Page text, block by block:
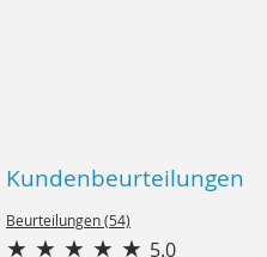
Kundenbeurteilungen
Beurteilungen (54)
5.0